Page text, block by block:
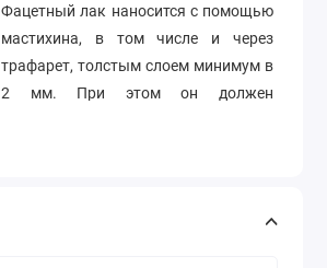
Фацетный лак наносится с помощью
мастихина, в том числе и через
трафарет, толстым слоем минимум в
2 мм. При этом он должен
высыхания поверхность остается